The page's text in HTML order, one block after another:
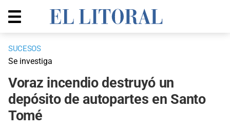
SUCESOS
Se investiga
Voraz incendio destruyó un
depósito de autopartes en Santo
Tomé